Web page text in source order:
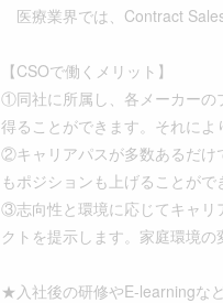
医療業界では、Contract
【CSOで働くメリット】
①同社に所属し、各メーカーの
得ることができます。それによ
②キャリアパスが多数あるだけ
もポジションも上げることがで
③志向性と環境に応じてキャリ
クトを提示します。家庭環境
★入社後の研修やE-learningな